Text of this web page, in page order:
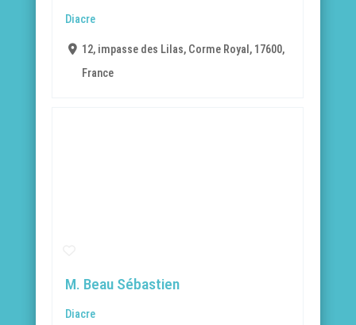
Diacre
12, impasse des Lilas, Corme Royal, 17600,
France
M. Beau Sébastien
Diacre